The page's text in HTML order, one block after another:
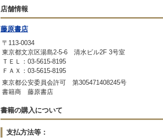
店舗情報
藤原書店
〒113-0034
東京都文京区湯島2-5-6 清水ビル2F 3号室
ＴＥＬ：03-5615-8195
ＦＡＸ：03-5615-8195
東京都公安委員会許可 第305471408245号
書籍商 藤原書店
書籍の購入について
支払方法等：